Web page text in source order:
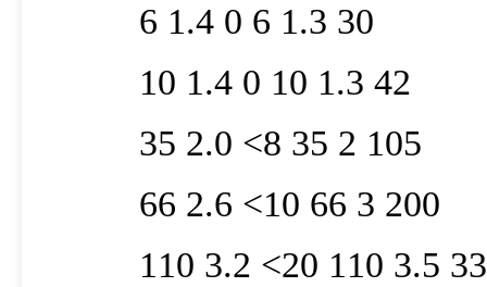
6 1.4 0 6 1.3 30
10 1.4 0 10 1.3 42
35 2.0 <8 35 2 105
66 2.6 <10 66 3 200
110 3.2 <20 110 3.5